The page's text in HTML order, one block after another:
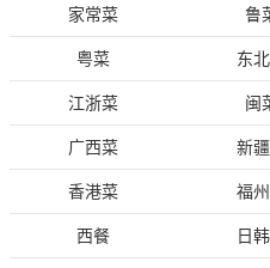
家常菜 鲁
粤菜 东
江浙菜 闽
广西菜 新
香港菜 福
西餐 日